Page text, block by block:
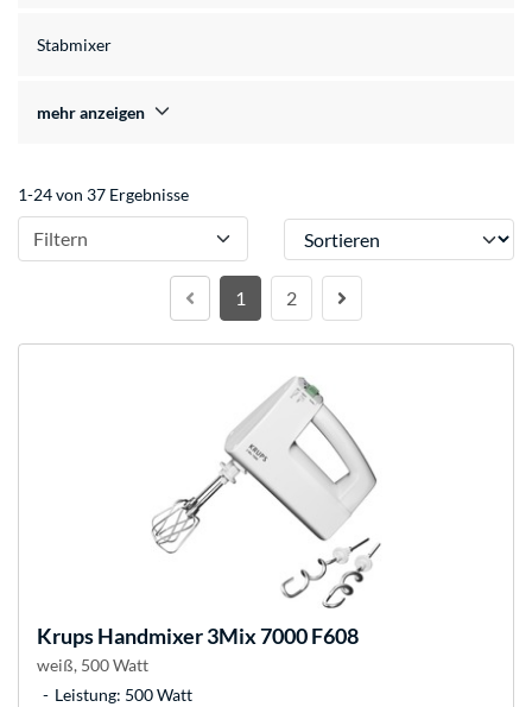
Stabmixer
mehr anzeigen
1-24 von 37 Ergebnisse
Filtern Sortieren
1 2
KrupsHandmixer 3Mix 7000 F608
weiß, 500 Watt
Leistung: 500 Watt